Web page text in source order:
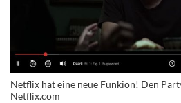
Netflix hat eine neue Funkion! Den
Netflix.com